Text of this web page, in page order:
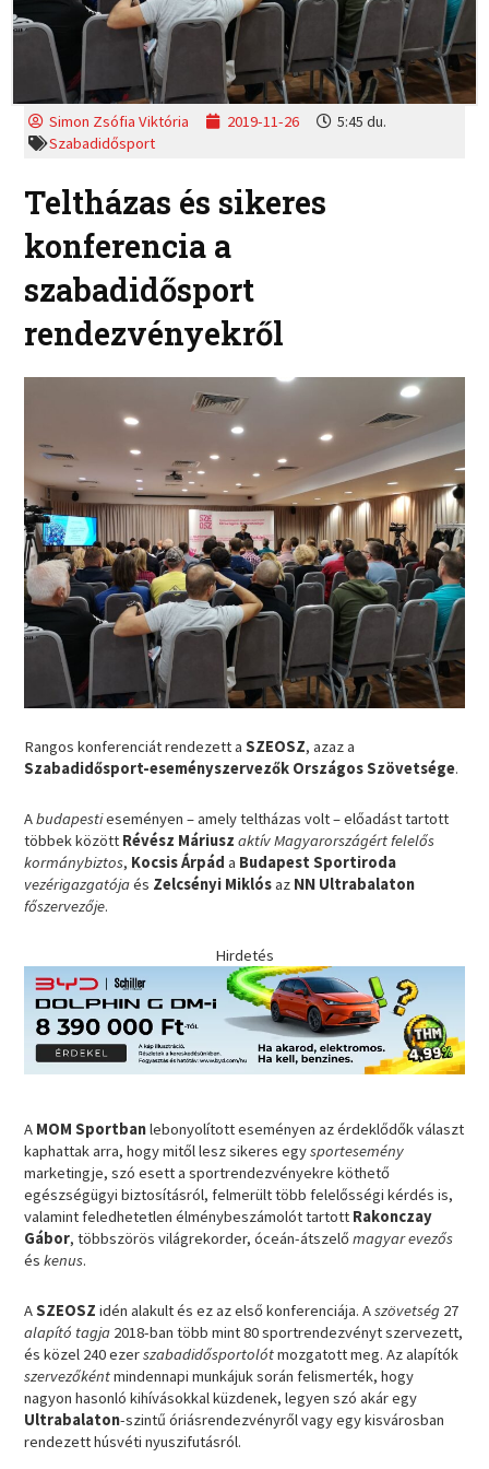
Simon Zsófia Viktória 2019-11-26
5:45 du.
Szabadidősport
Teltházas és sikeres
konferencia a
szabadidősport
rendezvényekről
Rangos konferenciát rendezett aSZEOSZ, azaz a
Szabadidősport-eseményszervezők Országos Szövetsége.
Abudapestieseményen – amely teltházas volt – előadást tartott
többek között Révész Máriusz aktív Magyarországért felelős
kormánybiztos, Kocsis Árpád a Budapest Sportiroda
vezérigazgatójaés Zelcsényi Miklósaz NN Ultrabalaton
főszervezője.
Hirdetés
A MOM Sportbanlebonyolított eseményen az érdeklődők választ
kaphattak arra, hogy mitől lesz sikeres egysportesemény
marketingje, szó esett a sportrendezvényekre köthető
egészségügyi biztosításról, felmerült több felelősségi kérdés is,
valamint feledhetetlen élménybeszámolót tartott Rakonczay
Gábor, többszörös világrekorder, óceán-átszelőmagyar evezős
éskenus.
ASZEOSZ idén alakult és ez az első konferenciája. Aszövetség 27
alapító tagja 2018-ban több mint 80 sportrendezvényt szervezett,
és közel 240 ezerszabadidősportolótmozgatott meg. Az alapítók
szervezőkéntmindennapi munkájuk során felismerték, hogy
nagyon hasonló kihívásokkal küzdenek, legyen szó akár egy
Ultrabalaton-szintű óriásrendezvényről vagy egy kisvárosban
rendezett húsvéti nyuszifutásról.